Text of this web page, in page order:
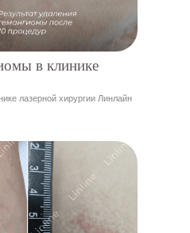
в клинике
лазерной хирургии Линлайн